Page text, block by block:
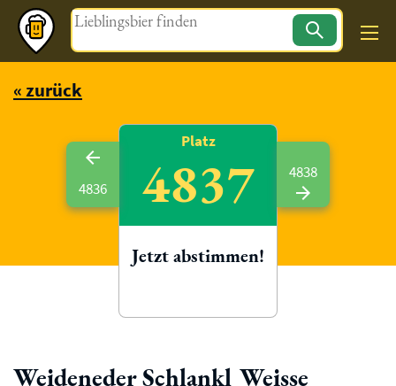
Magazin
« zurück
Weideneder Schlankl Weisse
4836
Platz
4837
Jetzt abstimmen!
4838